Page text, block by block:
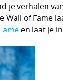
je verhalen
Wall of Fame
en laat je